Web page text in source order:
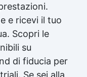
e ricevi il tuo
Scopri le
su
di fiducia per
Se sei alla